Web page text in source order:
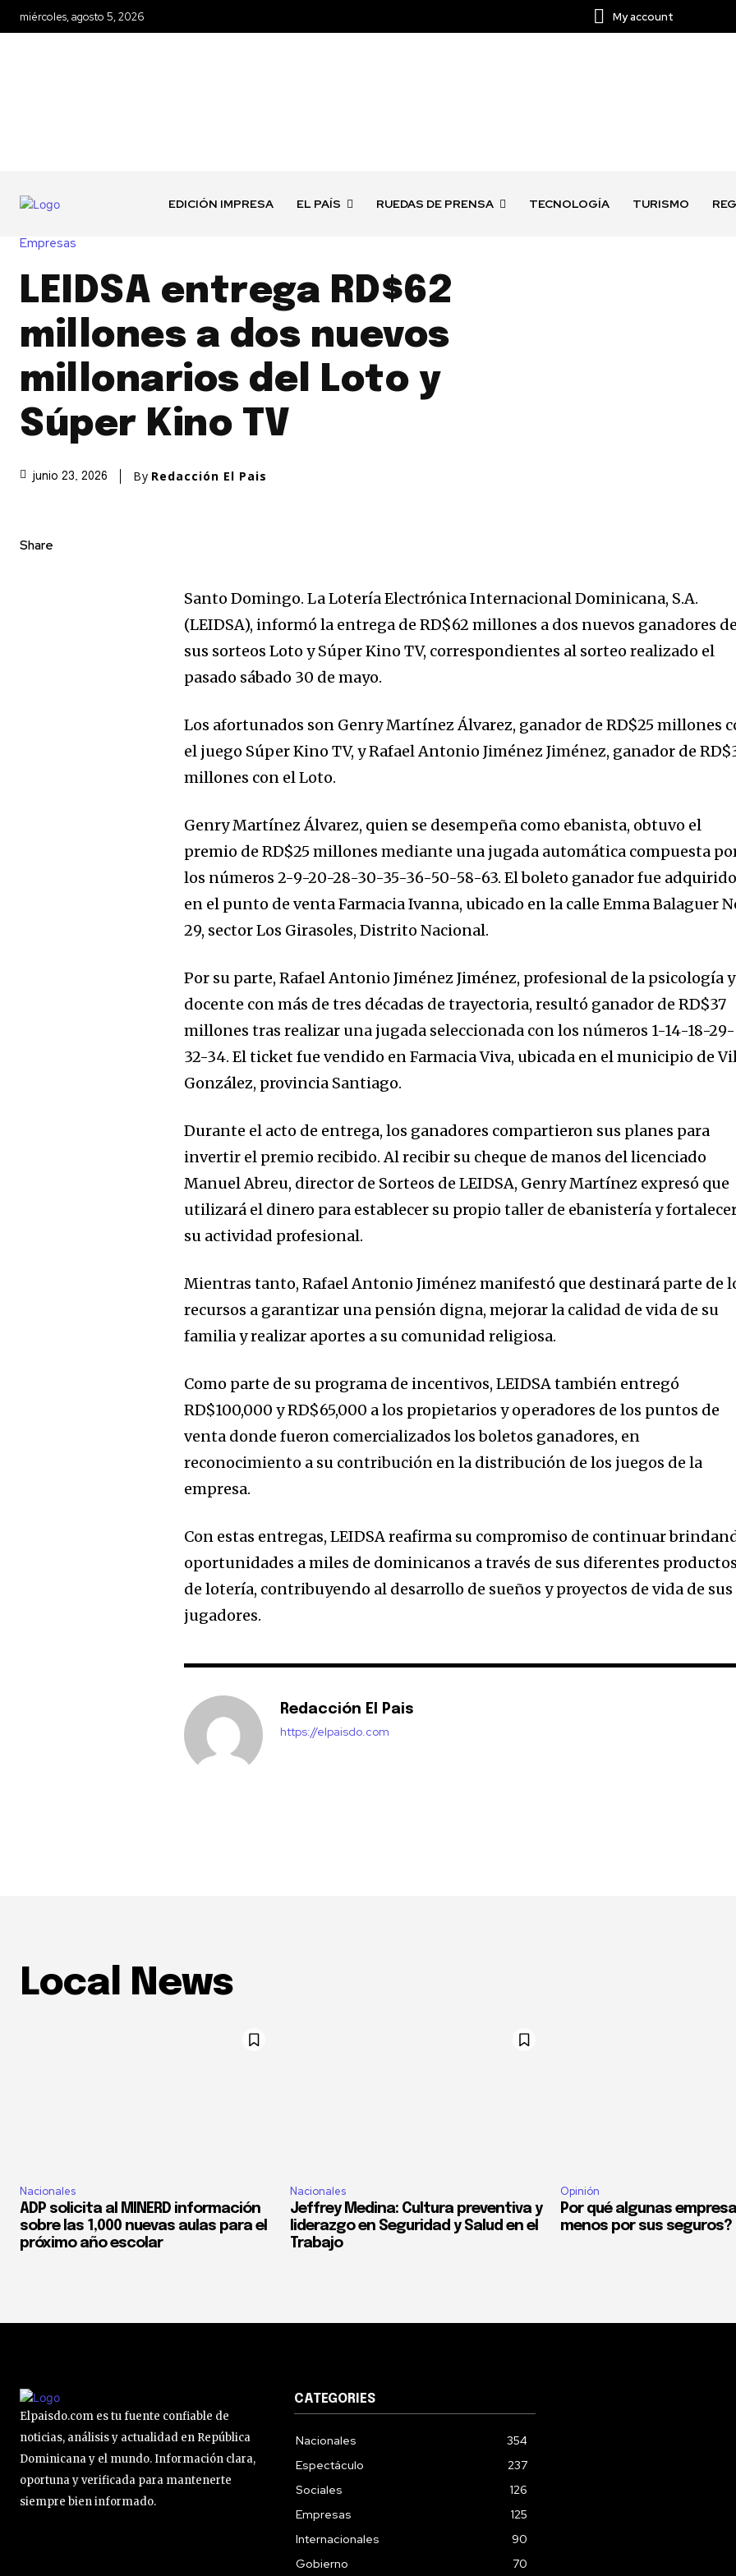
miércoles, agosto 5, 2026 My account
EDICIÓN IMPRESA EL PAÍS RUEDAS DE PRENSA TECNOLOGÍA TURISMO
Empresas
LEIDSA entrega RD$62
millones a dos nuevos
millonarios del Loto y
Súper Kino TV
junio 23, 2026 By Redacción El Pais
Share
Santo Domingo. La Lotería Electrónica Internacional Dominicana, S.A.
(LEIDSA), informó la entrega de RD$62 millones a dos nuevos ganadores
sus sorteos Loto y Súper Kino TV, correspondientes al sorteo realizado el
pasado sábado 30 de mayo.
Los afortunados son Genry Martínez Álvarez, ganador de RD$25 millones
el juego Súper Kino TV, y Rafael Antonio Jiménez Jiménez, ganador de
millones con el Loto.
Genry Martínez Álvarez, quien se desempeña como ebanista, obtuvo el
premio de RD$25 millones mediante una jugada automática compuesta
los números 2-9-20-28-30-35-36-50-58-63. El boleto ganador fue
en el punto de venta Farmacia Ivanna, ubicado en la calle Emma Balaguer
29, sector Los Girasoles, Distrito Nacional.
Por su parte, Rafael Antonio Jiménez Jiménez, profesional de la psicología y
docente con más de tres décadas de trayectoria, resultó ganador de RD$37
millones tras realizar una jugada seleccionada con los números 1-14-18-29-
32-34. El ticket fue vendido en Farmacia Viva, ubicada en el municipio de
González, provincia Santiago.
Durante el acto de entrega, los ganadores compartieron sus planes para
invertir el premio recibido. Al recibir su cheque de manos del licenciado
Manuel Abreu, director de Sorteos de LEIDSA, Genry Martínez expresó que
utilizará el dinero para establecer su propio taller de ebanistería y
su actividad profesional.
Mientras tanto, Rafael Antonio Jiménez manifestó que destinará parte de
recursos a garantizar una pensión digna, mejorar la calidad de vida de su
familia y realizar aportes a su comunidad religiosa.
Como parte de su programa de incentivos, LEIDSA también entregó
RD$100,000 y RD$65,000 a los propietarios y operadores de los puntos de
venta donde fueron comercializados los boletos ganadores, en
reconocimiento a su contribución en la distribución de los juegos de la
empresa.
Con estas entregas, LEIDSA reafirma su compromiso de continuar
oportunidades a miles de dominicanos a través de sus diferentes
de lotería, contribuyendo al desarrollo de sueños y proyectos de vida de sus
jugadores.
Redacción El Pais
https://elpaisdo.com
Local News
Nacionales
ADP solicita al MINERD información
sobre las 1,000 nuevas aulas para el
próximo año escolar
Nacionales
Jeffrey Medina: Cultura preventiva y
liderazgo en Seguridad y Salud en el
Trabajo
Opinión
Por qué algunas
menos por sus seguros?
Elpaisdo.com es tu fuente confiable de
noticias, análisis y actualidad en República
Dominicana y el mundo. Información clara,
oportuna y verificada para mantenerte
siempre bien informado.
CATEGORIES
Nacionales
354
Espectáculo
237
Sociales
126
Empresas
125
Internacionales
90
Gobierno
70